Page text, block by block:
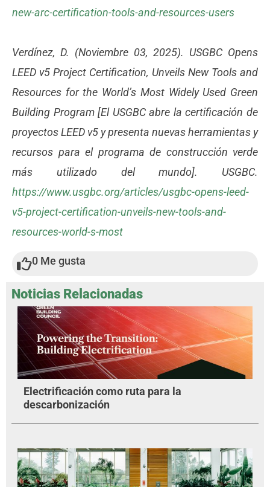
Noticias Relacionadas
Electrificación como ruta para la
descarbonización
new-arc-certification-tools-and-resources-users
Verdínez, D. (Noviembre 03, 2025). USGBC Opens
LEED v5 Project Certification, Unveils New Tools and
Resources for the World’s Most Widely Used Green
Building Program [El USGBC abre la certificación de
proyectos LEED v5 y presenta nuevas herramientas y
recursos para el programa de construcción verde
más utilizado del mundo]. USGBC.
https://www.usgbc.org/articles/usgbc-opens-leed-
v5-project-certification-unveils-new-tools-and-
resources-world-s-most
0 Me gusta